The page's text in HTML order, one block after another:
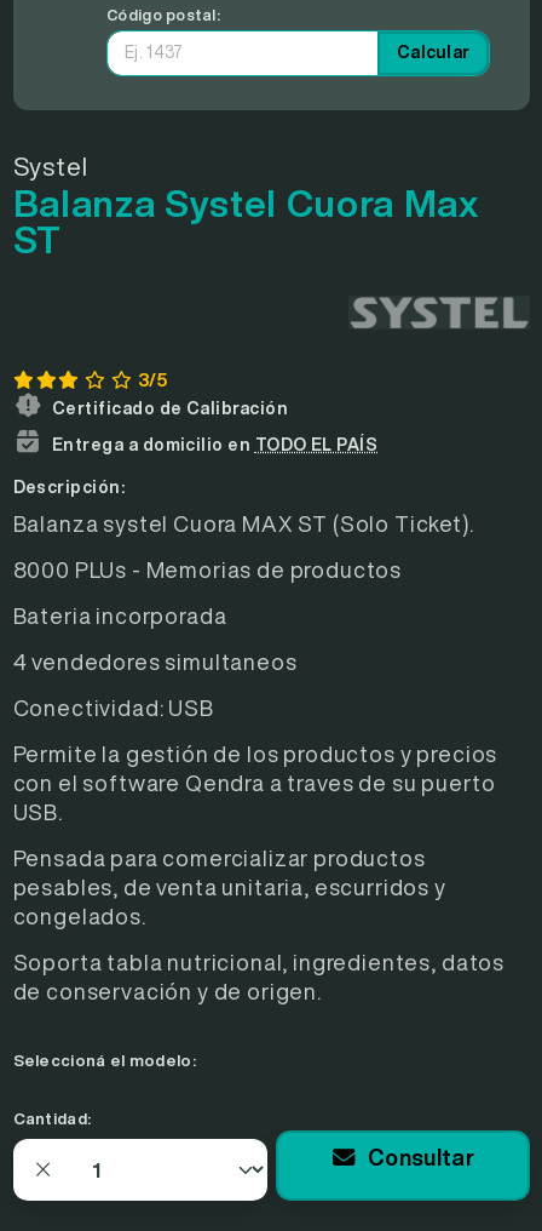
Código postal:
Calcular
Systel
Balanza Systel Cuora Max
ST
3/5
Certificado de Calibración
Entrega a domicilio en TODO EL PAÍS
Descripción:
Balanza systel Cuora MAX ST (Solo Ticket).
8000 PLUs - Memorias de productos
Bateria incorporada
4 vendedores simultaneos
Conectividad: USB
Permite la gestión de los productos y precios
con el software Qendra a traves de su puerto
USB.
Pensada para comercializar productos
pesables, de venta unitaria, escurridos y
congelados.
Soporta tabla nutricional, ingredientes, datos
de conservación y de origen.
Seleccioná el modelo:
Cantidad:
Consultar